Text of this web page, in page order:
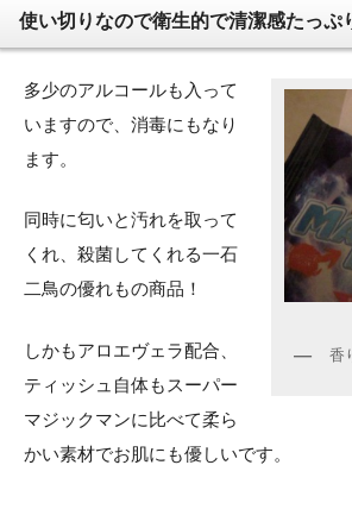
使い切りなので衛生的で清潔感たっぷ
香
多少のアルコールも入って
いますので、消毒にもなり
ます。
同時に匂いと汚れを取って
くれ、殺菌してくれる一石
二鳥の優れもの商品！
しかもアロエヴェラ配合、
ティッシュ自体もスーパー
マジックマンに比べて柔ら
かい素材でお肌にも優しいです。